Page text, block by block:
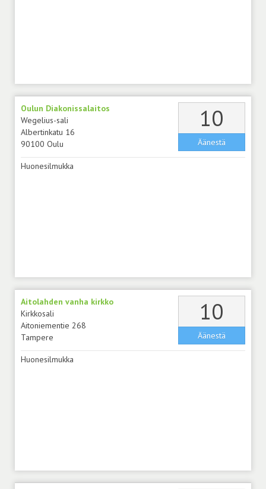
Oulun Diakonissalaitos
Wegelius-sali
Albertinkatu 16
90100 Oulu
10
Äänestä
Huonesilmukka
Aitolahden vanha kirkko
Kirkkosali
Aitoniementie 268
Tampere
10
Äänestä
Huonesilmukka